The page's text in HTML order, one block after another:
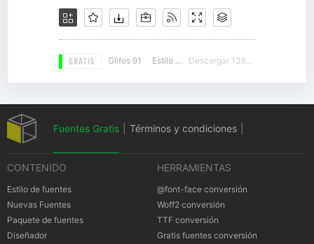
GRATIS Glifos 91 Estilo 10 Descargar 13872
Fuentes Gratis Términos y condiciones
Notificación
CONTENIDO
Estilo de fuentes
Nuevas Fuentes
Paquete de fuentes
Diseñador
HERRAMIENTAS
@font-face conversión
Woff2 conversión
TTF conversión
Gratis fuentes conversión